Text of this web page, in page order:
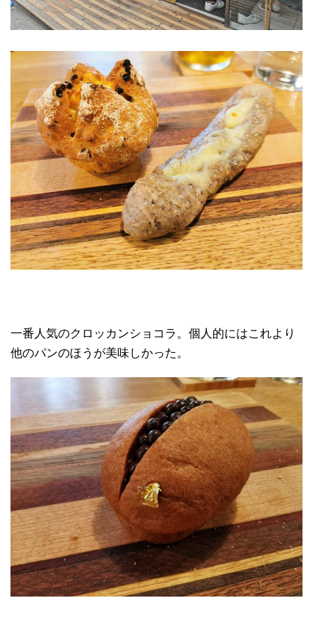
一番人気のクロッカンショコラ。個人的にはこれより
他のパンのほうが美味しかった。